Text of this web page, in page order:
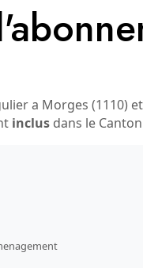
a Morges (1110)
inclus dans le